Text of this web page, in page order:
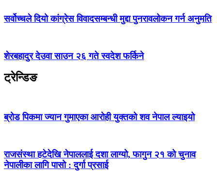
सर्वोच्चले दियो कांग्रेस विवादसम्बन्धी मुद्दा पुनरावलोकन गर्न अनुमति
शेरबहादुर देउवा साउन २६ गते स्वदेश फर्किने
ट्रेन्डिङ
ब्रोड पिकमा ज्यान गुमाएका आरोही युक्तको शव नेपाल ल्याइयो
राजसंस्था हटेदेखि नेपाललाई दशा लाग्यो, फागुन २१ को चुनाव
नेपालीका लागि पासो : दुर्गा प्रसाई